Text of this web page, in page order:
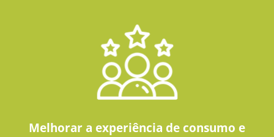
Melhorar a experiência de consumo e